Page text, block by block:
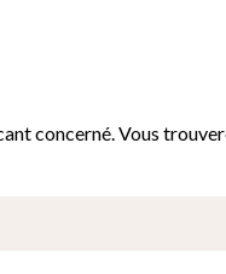
concerné. Vous